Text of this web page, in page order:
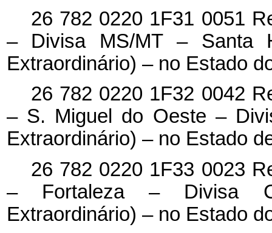
26 782 0220 1F31 0051
– Divisa MS/MT – Santa
Extraordinário) – no Estado
26 782 0220 1F32 0042
– S. Miguel do Oeste –
Extraordinário) – no Estado
26 782 0220 1F33 0023
– Fortaleza – Divisa
Extraordinário) – no Estado